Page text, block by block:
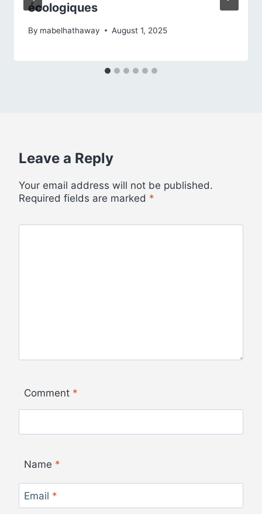
écologiques
By mabelhathaway August 1, 2025
Leave a Reply
Your email address will not be published.
Required fields are marked *
Comment *
Name *
Email *